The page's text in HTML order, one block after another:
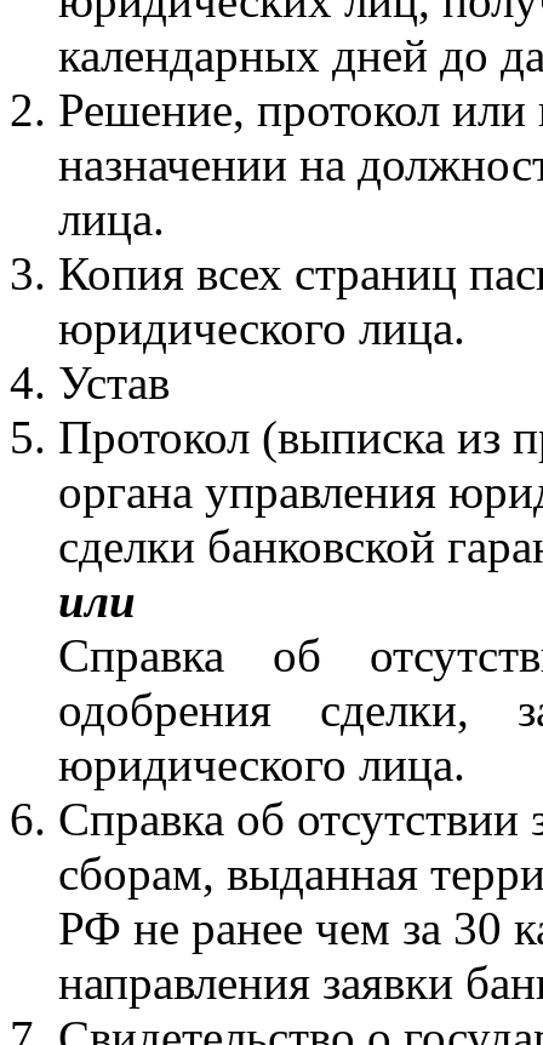
календарных дней до
Решение, протокол или
назначении на
лица.
Копия всех страниц
юридического лица.
Устав
Протокол (выписка из
органа управления
сделки банковской
или
Справка об
одобрения сделки,
юридического лица.
Справка об
сборам, выданная
РФ не ранее чем за 30
направления заявки